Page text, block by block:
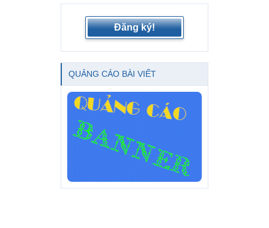
Đăng ký!
QUẢNG CÁO BÀI VIẾT